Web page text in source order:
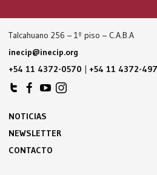
Talcahuano 256 – 1º piso – C.A.B.A
inecip@inecip.org
+54 11 4372-0570 | +54 11 4372-
NOTICIAS
NEWSLETTER
CONTACTO